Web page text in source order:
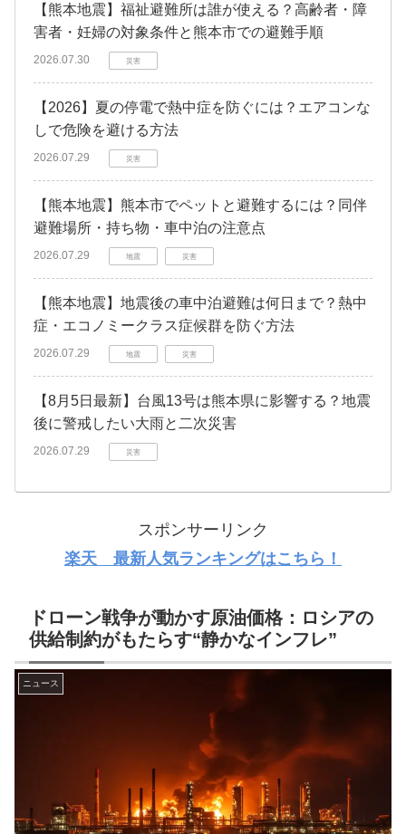
【熊本地震】福祉避難所は誰が使える？高齢者・障
害者・妊婦の対象条件と熊本市での避難手順
2026.07.30 災害
【2026】夏の停電で熱中症を防ぐには？エアコンな
しで危険を避ける方法
2026.07.29 災害
【熊本地震】熊本市でペットと避難するには？同伴
避難場所・持ち物・車中泊の注意点
2026.07.29 地震 災害
【熊本地震】地震後の車中泊避難は何日まで？熱中
症・エコノミークラス症候群を防ぐ方法
2026.07.29 地震 災害
【8月5日最新】台風13号は熊本県に影響する？地震
後に警戒したい大雨と二次災害
2026.07.29 災害
スポンサーリンク
楽天 最新人気ランキングはこちら！
ドローン戦争が動かす原油価格：ロシアの
供給制約がもたらす“静かなインフレ”
ニュース